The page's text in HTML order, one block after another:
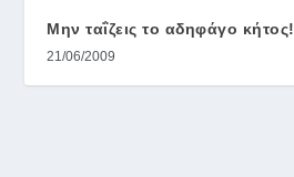
Μην ταΐζεις το αδηφάγο κήτος!
21/06/2009